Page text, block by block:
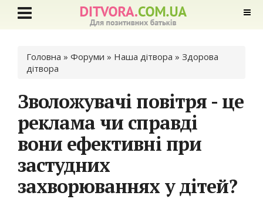
Ви є тут
Головна » Форуми » Наша дітвора » Здорова
дітвора
Зволожувачі повітря - це
реклама чи справді
вони ефективні при
застудних
захворюваннях у дітей?